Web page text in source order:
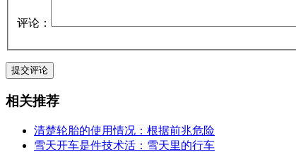
评论：
相关推荐
清楚轮胎的使用情况：根据前兆危险
雪天开车是件技术活：雪天里的行车